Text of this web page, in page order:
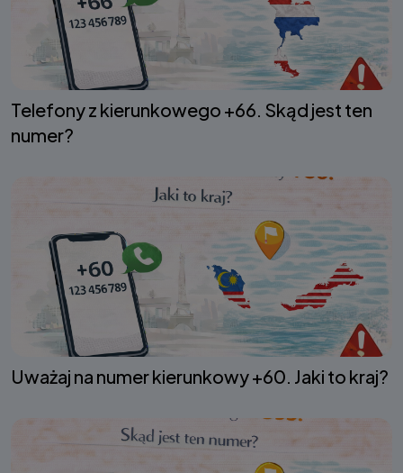
Telefony z kierunkowego +66. Skąd jest ten
numer?
Uważaj na numer kierunkowy +60. Jaki to kraj?